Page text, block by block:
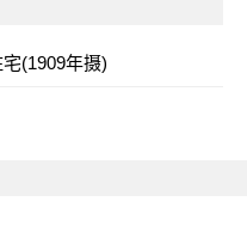
(1909年摄)